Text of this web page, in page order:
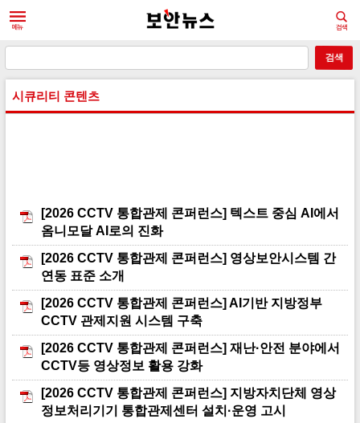
시큐리티 콘텐츠
[2026 CCTV 통합관제 콘퍼런스] 텍스트 중심 AI에서
옴니모달 AI로의 진화
[2026 CCTV 통합관제 콘퍼런스] 영상보안시스템 간
연동 표준 소개
[2026 CCTV 통합관제 콘퍼런스] AI기반 지방정부
CCTV 관제지원 시스템 구축
[2026 CCTV 통합관제 콘퍼런스] 재난·안전 분야에서
CCTV등 영상정보 활용 강화
[2026 CCTV 통합관제 콘퍼런스] 지방자치단체 영상
정보처리기기 통합관제센터 설치·운영 고시